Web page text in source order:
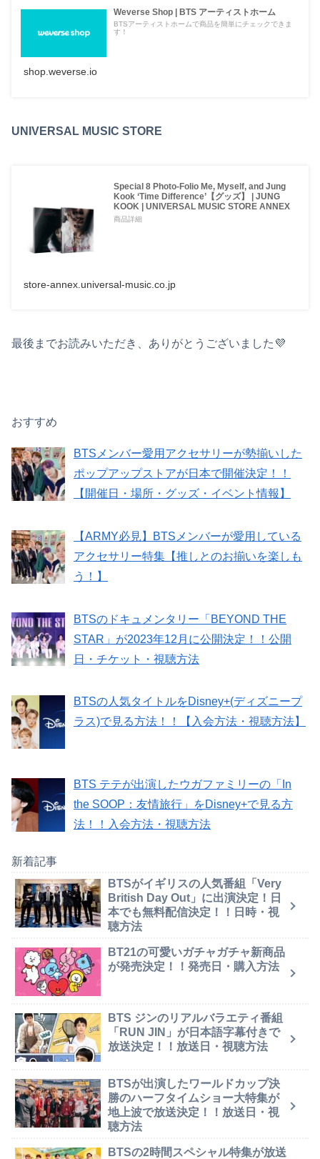
Weverse Shop | BTS アーティストホーム
BTSアーティストホームで商品を簡単にチェックできま
す！
shop.weverse.io
UNIVERSAL MUSIC STORE
Special 8 Photo-Folio Me, Myself, and Jung
Kook ‘Time Difference’【グッズ】 | JUNG
KOOK | UNIVERSAL MUSIC STORE ANNEX
商品詳細
store-annex.universal-music.co.jp
最後までお読みいただき、ありがとうございました💜
おすすめ
BTSメンバー愛用アクセサリーが勢揃いした
ポップアップストアが日本で開催決定！！
【開催日・場所・グッズ・イベント情報】
【ARMY必見】BTSメンバーが愛用している
アクセサリー特集【推しとのお揃いを楽しも
う！】
BTSのドキュメンタリー「BEYOND THE
STAR」が2023年12月に公開決定！！公開
日・チケット・視聴方法
BTSの人気タイトルをDisney+(ディズニープ
ラス)で見る方法！！【入会方法・視聴方法】
BTS テテが出演したウガファミリーの「In
the SOOP：友情旅行」をDisney+で見る方
法！！入会方法・視聴方法
新着記事
BTSがイギリスの人気番組「Very
British Day Out」に出演決定！日
本でも無料配信決定！！日時・視
聴方法
BT21の可愛いガチャガチャ新商品
が発売決定！！発売日・購入方法
BTS ジンのリアルバラエティ番組
「RUN JIN」が日本語字幕付きで
放送決定！！放送日・視聴方法
BTSが出演したワールドカップ決
勝のハーフタイムショー大特集が
地上波で放送決定！！放送日・視
聴方法
BTSの2時間スペシャル特集が放送